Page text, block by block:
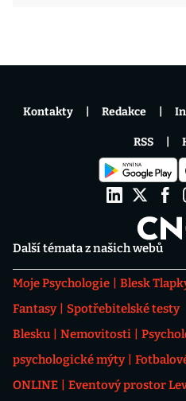
Další témata z našich webů
Moje Psychologie Blesk
Fantasy
Spotřebitelské testy
Blesku
Nemovitosti
psychologické mýty
ONLINE
Eventový prostor
Kontakty Redakce
RSS